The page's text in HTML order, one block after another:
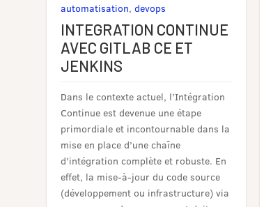
automatisation,devops
INTEGRATION CONTINUE
AVEC GITLAB CE ET
JENKINS
Dans le contexte actuel, l’Intégration
Continue est devenue une étape
primordiale et incontournable dans la
mise en place d’une chaîne
d’intégration complète et robuste. En
effet, la mise-à-jour du code source
(développement ou infrastructure) via